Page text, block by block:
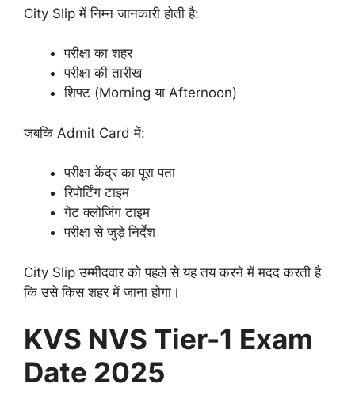
City Slip में निम्न जानकारी होती है:
परीक्षा का शहर
परीक्षा की तारीख
शिफ्ट (Morning या Afternoon)
जबकि Admit Card में:
परीक्षा केंद्र का पूरा पता
रिपोर्टिंग टाइम
गेट क्लोजिंग टाइम
परीक्षा से जुड़े निर्देश
City Slip उम्मीदवार को पहले से यह तय करने में मदद करती है
कि उसे किस शहर में जाना होगा।
KVS NVS Tier-1 Exam
Date 2025